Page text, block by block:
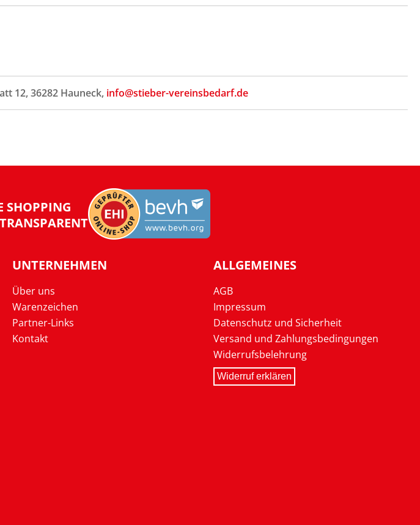
12, 36282 Hauneck, info@stieber-vereinsbedarf.de
SHOPPING
UNTERNEHMEN
Über uns
Warenzeichen
Partner-Links
Kontakt
ALLGEMEINES
AGB
Impressum
Datenschutz und Sicherheit
Versand und Zahlungsbedingungen
Widerrufsbelehrung
Widerruf erklären